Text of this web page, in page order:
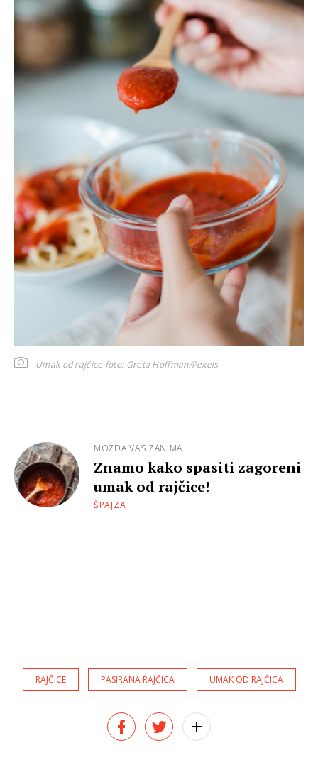
Umak od rajčice foto: Greta Hoffman/Pexels
MOŽDA VAS ZANIMA...
Znamo kako spasiti zagoreni
umak od rajčice!
ŠPAJZA
RAJČICE PASIRANA RAJČICA UMAK OD RAJČICA